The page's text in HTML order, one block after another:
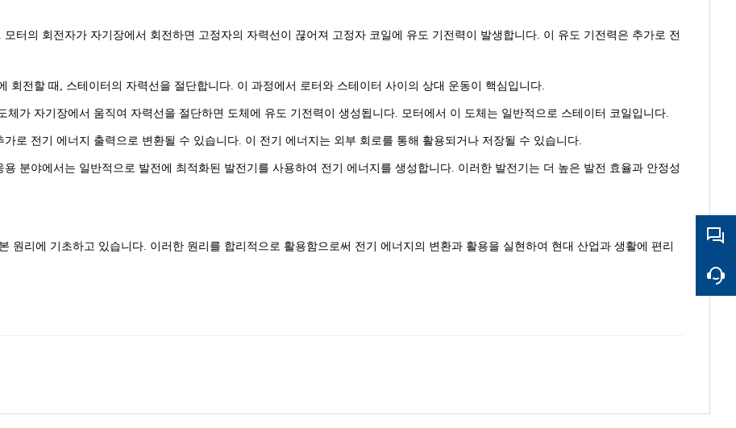
터의 회전자가 자기장에서 회전하면 고정자의 자력선이 끊어져 고정자 코일에 유도 기전력이 발생합니다. 이 유도 기전력은 추가로 전
회전할 때, 스테이터의 자력선을 절단합니다. 이 과정에서 로터와 스테이터 사이의 상대 운동이 핵심입니다.
가 자기장에서 움직여 자력선을 절단하면 도체에 유도 기전력이 생성됩니다. 모터에서 이 도체는 일반적으로 스테이터 코일입니다.
로 전기 에너지 출력으로 변환될 수 있습니다. 이 전기 에너지는 외부 회로를 통해 활용되거나 저장될 수 있습니다.
분야에서는 일반적으로 발전에 최적화된 발전기를 사용하여 전기 에너지를 생성합니다. 이러한 발전기는 더 높은 발전 효율과 안정성
원리에 기초하고 있습니다. 이러한 원리를 합리적으로 활용함으로써 전기 에너지의 변환과 활용을 실현하여 현대 산업과 생활에 편리